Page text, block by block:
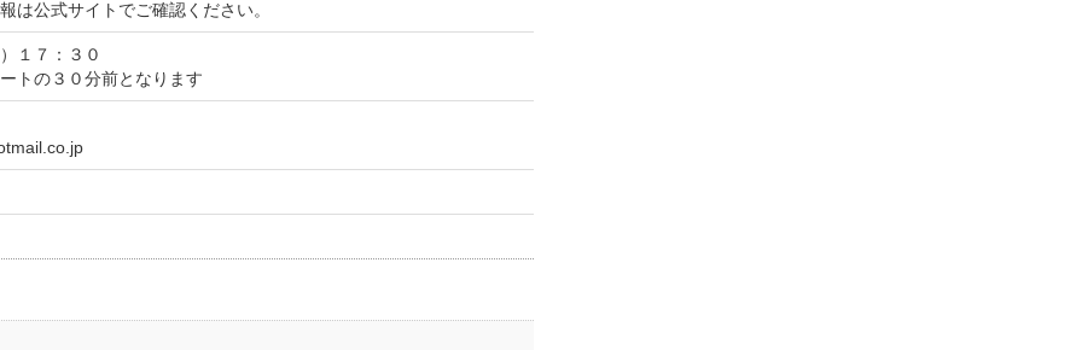
は公式サイトでご確認ください。
１７：３０
トの３０分前となります